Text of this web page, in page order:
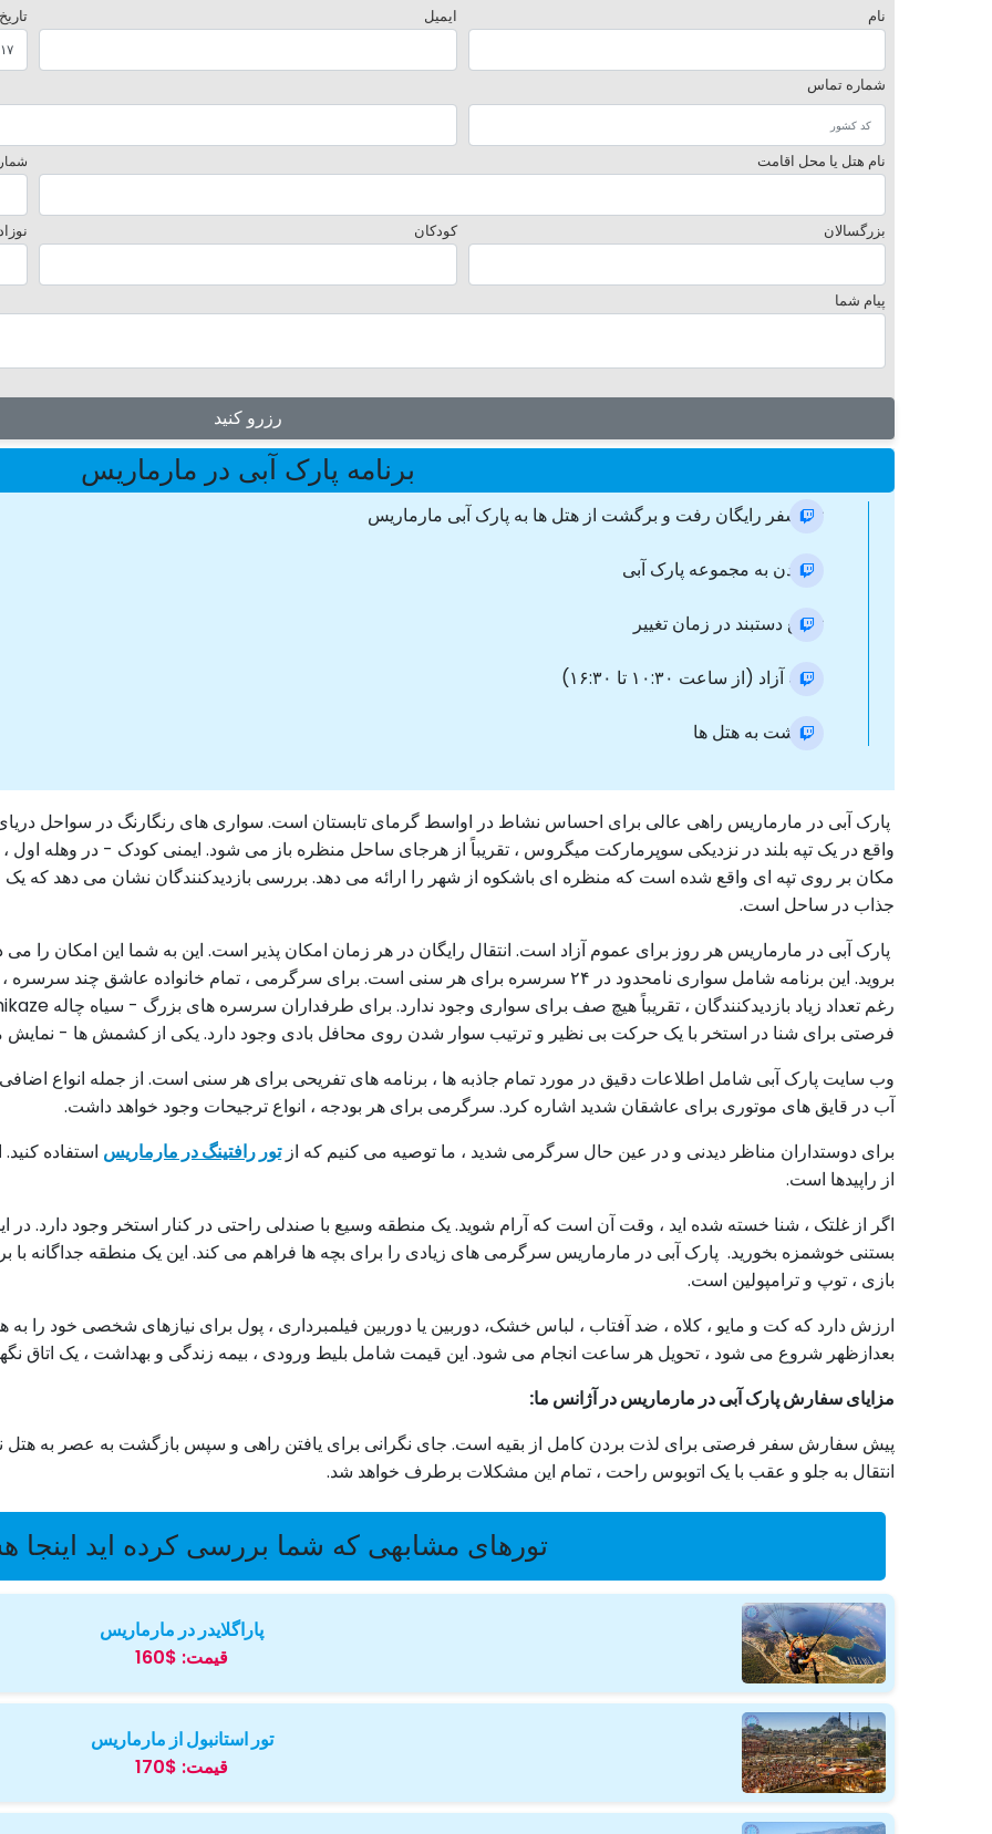
نام ایمیل
شماره تماس
نام هتل یا محل اقامت
بزرگسالان کودکان
پیام شما
رزرو کنید
برنامه پارک آبی در مارماریس
ترانسفر رایگان رفت و برگشت از هتل ها به پارک آبی مارماریس
رسیدن به مجموعه پارک آبی
توزیع دستبند در زمان تغییر
وقت آزاد (از ساعت ۱۰:۳۰ تا ۱۶:۳۰)
برگشت به هتل ها
پارک آبی در مارماریس راهی عالی برای احساس نشاط در اواسط گرمای تابستان است. سواری های رنگارنگ در سواحل
واقع در یک تپه بلند در نزدیکی سوپرمارکت میگروس ، تقریباً از هرجای ساحل منظره باز می شود. ایمنی کودک - در وهله اول ،
مکان بر روی تپه ای واقع شده است که منظره ای باشکوه از شهر را ارائه می دهد. بررسی بازدیدکنندگان نشان می دهد که
جذاب در ساحل است.
پارک آبی در مارماریس هر روز برای عموم آزاد است. انتقال رایگان در هر زمان امکان پذیر است. این به شما این امکان را می
بروید. این برنامه شامل سواری نامحدود در ۲۴ سرسره برای هر سنی است. برای سرگرمی ، تمام خانواده
فرصتی برای شنا در استخر با یک حرکت بی نظیر و ترتیب سوار شدن روی محافل بادی وجود دارد. یکی از کشمش ها -
وب سایت پارک آبی شامل اطلاعات دقیق در مورد تمام جاذبه ها ، برنامه های تفریحی برای هر سنی است. از جمله انواع
آب در قایق های موتوری برای عاشقان شدید اشاره کرد. سرگرمی برای هر بودجه ، انواع ترجیحات وجود خواهد داشت.
برای دوستداران مناظر دیدنی و در عین حال سرگرمی شدید ، ما توصیه می کنیم که ازتور رافتینگ در مارماریس استفاده
از راپیدها است.
اگر از غلتک ، شنا خسته شده اید ، وقت آن است که آرام شوید. یک منطقه وسیع با صندلی راحتی در کنار استخر وجود دارد. در
بستنی خوشمزه بخورید. پارک آبی در مارماریس سرگرمی های زیادی را برای بچه ها فراهم می کند. این یک منطقه جداگانه با
بازی ، توپ و ترامپولین است.
بعدازظهر شروع می شود ، تحویل هر ساعت انجام می شود. این قیمت شامل بلیط ورودی ، بیمه زندگی و بهداشت ، یک اتاق
مزایای سفارش پارک آبی در مارماریس در آژانس ما:
پیش سفارش سفر فرصتی برای لذت بردن کامل از بقیه است. جای نگرانی برای یافتن راهی و سپس بازگشت به عصر به هتل
انتقال به جلو و عقب با یک اتوبوس راحت ، تمام این مشکلات برطرف خواهد شد.
تورهای مشابهی که شما بررسی کرده اید اینجا
پاراگلایدر در مارماریس
قیمت: $160
تور استانبول از مارماریس
قیمت: $170